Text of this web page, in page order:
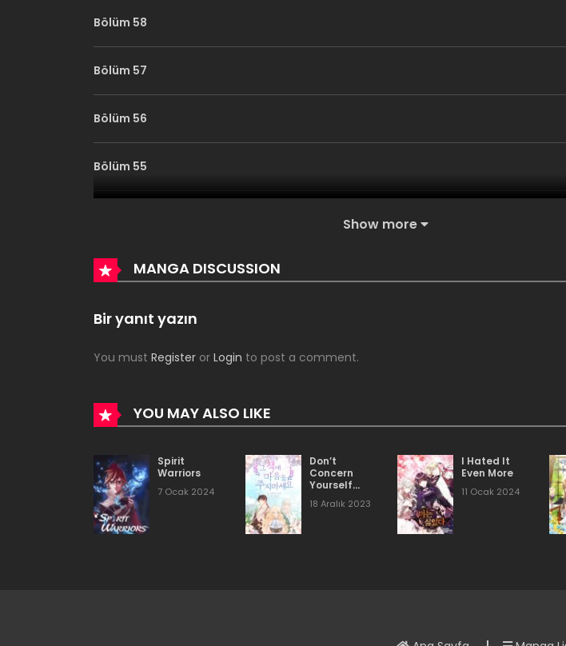
Bölüm 58
Bölüm 57
Bölüm 56
Bölüm 55
Bölüm 53
Bölüm 52
Bölüm 51
Bölüm 50
Bölüm 49
Bölüm 48
Show more
MANGA DISCUSSION
Bir yanıt yazın
You must Register or Login to post a comment.
YOU MAY ALSO LIKE
Spirit
Warriors
7 Ocak 2024
Don’t
Concern
Yourself
Book
18 Aralık 2023
I Hated It
Even More
11 Ocak 2024